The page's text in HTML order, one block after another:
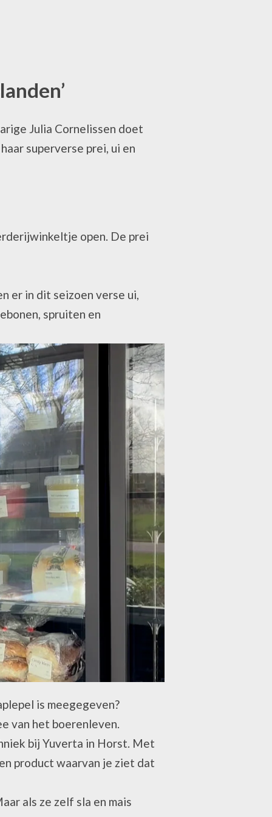
Julia Cornelissen doet
superverse prei, ui en
open. De prei
er in dit seizoen verse ui,
spruiten en
is meegegeven?
van het boerenleven.
bij Yuverta in Horst. Met
product waarvan je ziet dat
als ze zelf sla en mais